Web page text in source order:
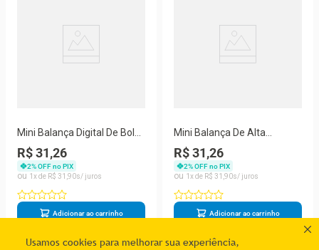
Usamos cookies para melhorar sua experiência,
Mini Balança Digital De Bolso
Portátil Pocket Scale Mh
500g
R$ 31,26
2% OFF no PIX
1
R$ 31 90
Adicionar ao carrinho
Mini Balança De Alta
Precisão Portátil 500g
Pocket Scale
R$ 31,26
2% OFF no PIX
1
R$ 31 90
Adicionar ao carrinho